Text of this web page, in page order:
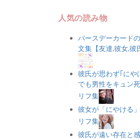
人気の読み物
バースデーカード
文集【友達,彼女,彼
彼氏が思わず｢にや
でも男性をキュン
リフ集
彼女が「にやける
リフ集
彼氏が遠い存在と